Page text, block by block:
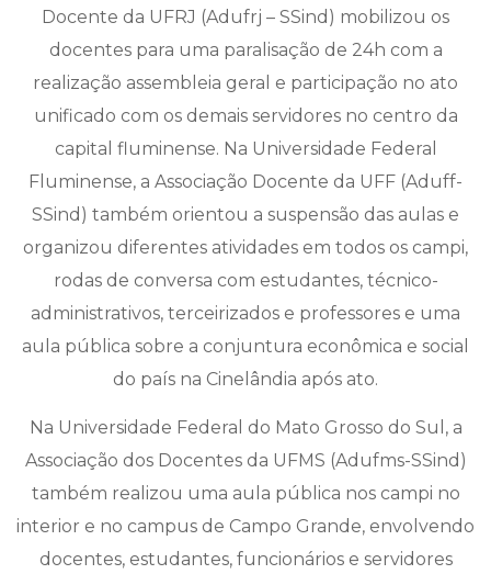
Docente da UFRJ (Adufrj – SSind) mobilizou os
docentes para uma paralisação de 24h com a
realização assembleia geral e participação no ato
unificado com os demais servidores no centro da
capital fluminense. Na Universidade Federal
Fluminense, a Associação Docente da UFF (Aduff-
SSind) também orientou a suspensão das aulas e
organizou diferentes atividades em todos os campi,
rodas de conversa com estudantes, técnico-
administrativos, terceirizados e professores e uma
aula pública sobre a conjuntura econômica e social
do país na Cinelândia após ato.
Na Universidade Federal do Mato Grosso do Sul, a
Associação dos Docentes da UFMS (Adufms-SSind)
também realizou uma aula pública nos campi no
interior e no campus de Campo Grande, envolvendo
docentes, estudantes, funcionários e servidores